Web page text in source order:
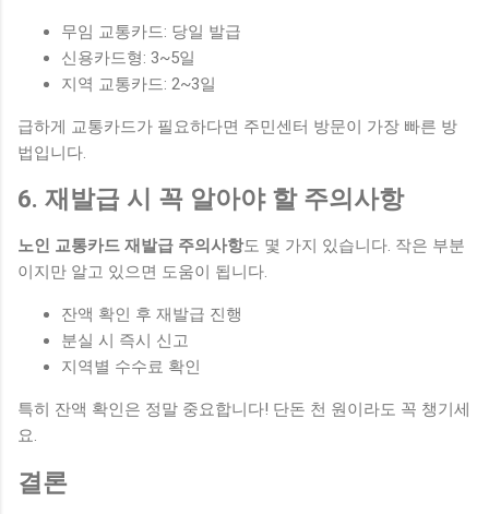
무임 교통카드: 당일 발급
신용카드형: 3~5일
지역 교통카드: 2~3일
급하게 교통카드가 필요하다면 주민센터 방문이 가장 빠른 방
법입니다.
6. 재발급 시 꼭 알아야 할 주의사항
노인 교통카드 재발급 주의사항도 몇 가지 있습니다. 작은 부분
이지만 알고 있으면 도움이 됩니다.
잔액 확인 후 재발급 진행
분실 시 즉시 신고
지역별 수수료 확인
특히 잔액 확인은 정말 중요합니다! 단돈 천 원이라도 꼭 챙기세
요.
결론